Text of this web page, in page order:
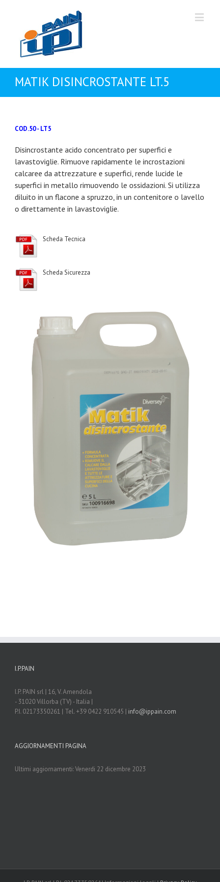
MATIK DISINCROSTANTE LT.5
COD.50 - LT5
Disincrostante acido concentrato per superfici e
lavastoviglie. Rimuove rapidamente le incrostazioni
calcaree da attrezzature e superfici, rende lucide le
superfici in metallo rimuovendo le ossidazioni. Si utilizza
diluito in un flacone a spruzzo, in un contenitore o lavello
o direttamente in lavastoviglie.
Scheda Tecnica
Scheda Sicurezza
I.P.PAIN
I.P. PAIN srl | 16, V. Amendola
- 31020 Villorba (TV) - Italia |
P.I. 02173350261 | Tel. +39 0422 910545 | info@ippain.com
AGGIORNAMENTI PAGINA
Ultimi aggiornamenti: Venerdi 22 dicembre 2023